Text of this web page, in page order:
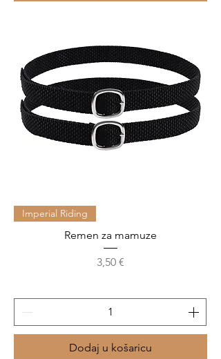
Imperial Riding
Remen za mamuze
Cijena
3,50 €
Dodaj u košaricu